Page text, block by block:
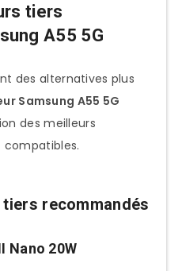
tiers
A55 5G
des alternatives plus
Samsung A55 5G
des meilleurs
recommandés
Nano 20W